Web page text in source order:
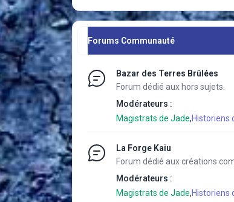
Forums Communauté
Bazar des Terres Brûlées
Forum dédié aux hors sujets.
Modérateurs :
Magistrats de Jade,Historiens
La Forge Kaiu
Forum dédié aux créations
Modérateurs :
Magistrats de Jade,Historiens